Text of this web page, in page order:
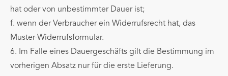
hat oder von unbestimmter Dauer ist;
f. wenn der Verbraucher ein Widerrufsrecht hat, das
Muster-Widerrufsformular.
6. Im Falle eines Dauergeschäfts gilt die Bestimmung im
vorherigen Absatz nur für die erste Lieferung.